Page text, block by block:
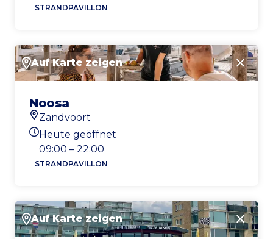
STRANDPAVILLON
Auf Karte zeigen
Noosa
Standort
Zandvoort
Heutigen Öffnungszeiten
Heute geöffnet
09:00 – 22:00
STRANDPAVILLON
Auf Karte zeigen